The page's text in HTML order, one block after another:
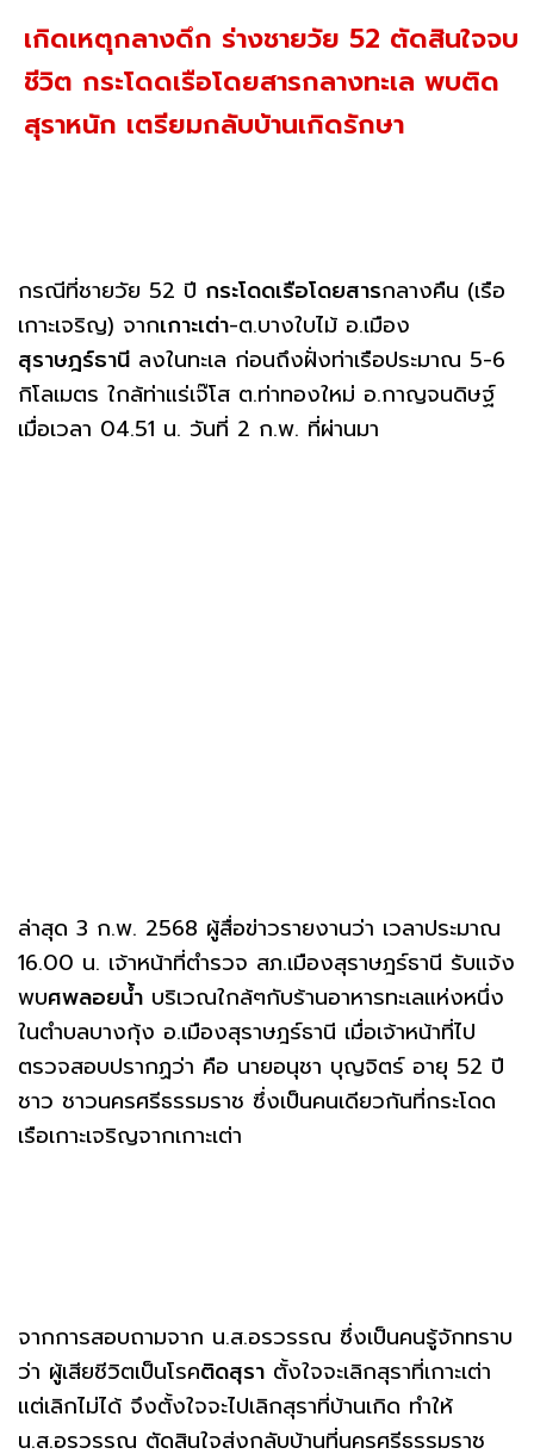
เกิดเหตุกลางดึก ร่างชายวัย 52 ตัดสินใจจบ
ชีวิต กระโดดเรือโดยสารกลางทะเล พบติด
สุราหนัก เตรียมกลับบ้านเกิดรักษา
กรณีที่ชายวัย 52 ปี กระโดดเรือโดยสารกลางคืน (เรือ
เกาะเจริญ) จากเกาะเต่า-ต.บางใบไม้ อ.เมือง
สุราษฎร์ธานี ลงในทะเล ก่อนถึงฝั่งท่าเรือประมาณ 5-6
กิโลเมตร ใกล้ท่าแร่เจ๊โส ต.ท่าทองใหม่ อ.กาญจนดิษฐ์
เมื่อเวลา 04.51 น. วันที่ 2 ก.พ. ที่ผ่านมา
ล่าสุด 3 ก.พ. 2568 ผู้สื่อข่าวรายงานว่า เวลาประมาณ
16.00 น. เจ้าหน้าที่ตำรวจ สภ.เมืองสุราษฎร์ธานี รับแจ้ง
พบศพลอยน้ำ บริเวณใกล้ๆกับร้านอาหารทะเลแห่งหนึ่ง
ในตำบลบางกุ้ง อ.เมืองสุราษฎร์ธานี เมื่อเจ้าหน้าที่ไป
ตรวจสอบปรากฏว่า คือ นายอนุชา บุญจิตร์ อายุ 52 ปี
ชาว ชาวนครศรีธรรมราช ซึ่งเป็นคนเดียวกันที่กระโดด
เรือเกาะเจริญจากเกาะเต่า
จากการสอบถามจาก น.ส.อรวรรณ ซึ่งเป็นคนรู้จักทราบ
ว่า ผู้เสียชีวิตเป็นโรคติดสุรา ตั้งใจจะเลิกสุราที่เกาะเต่า
แต่เลิกไม่ได้ จึงตั้งใจจะไปเลิกสุราที่บ้านเกิด ทำให้
น.ส.อรวรรณ ตัดสินใจส่งกลับบ้านที่นครศรีธรรมราช